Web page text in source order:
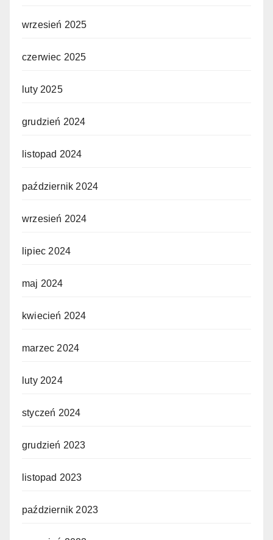
wrzesień 2025
czerwiec 2025
luty 2025
grudzień 2024
listopad 2024
październik 2024
wrzesień 2024
lipiec 2024
maj 2024
kwiecień 2024
marzec 2024
luty 2024
styczeń 2024
grudzień 2023
listopad 2023
październik 2023